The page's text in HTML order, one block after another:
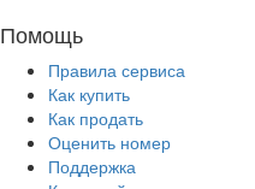
Помощь
Правила сервиса
Как купить
Как продать
Оценить номер
Поддержка